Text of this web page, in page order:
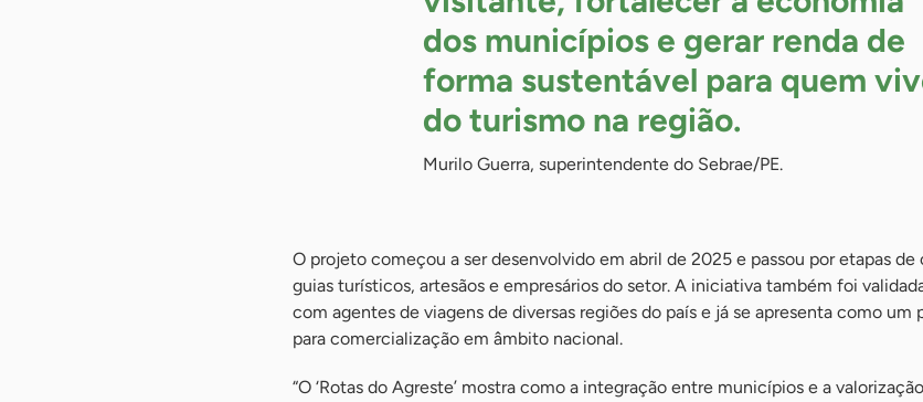
dos municípios e gerar renda de
forma sustentável para quem
do turismo na região.
Murilo Guerra, superintendente do Sebrae/PE.
O projeto começou a ser desenvolvido em abril de 2025 e passou por etapas
guias turísticos, artesãos e empresários do setor. A iniciativa também foi
com agentes de viagens de diversas regiões do país e já se apresenta como um
para comercialização em âmbito nacional.
“O ‘Rotas do Agreste’ mostra como a integração entre municípios e a